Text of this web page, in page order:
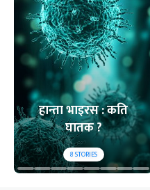
हान्ता भाइरस : कति
घातक ?
8STORIES